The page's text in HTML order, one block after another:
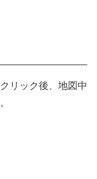
リック後、地図中